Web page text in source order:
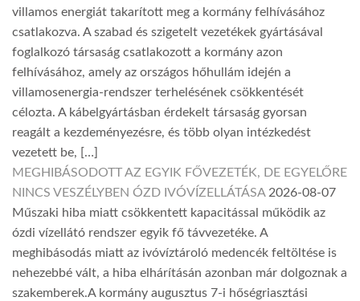
villamos energiát takarított meg a kormány felhívásához
csatlakozva. A szabad és szigetelt vezetékek gyártásával
foglalkozó társaság csatlakozott a kormány azon
felhívásához, amely az országos hőhullám idején a
villamosenergia-rendszer terhelésének csökkentését
célozta. A kábelgyártásban érdekelt társaság gyorsan
reagált a kezdeményezésre, és több olyan intézkedést
vezetett be, […]
MEGHIBÁSODOTT AZ EGYIK FŐVEZETÉK, DE EGYELŐRE
NINCS VESZÉLYBEN ÓZD IVÓVÍZELLÁTÁSA 2026-08-07
Műszaki hiba miatt csökkentett kapacitással működik az
ózdi vízellátó rendszer egyik fő távvezetéke. A
meghibásodás miatt az ivóvíztároló medencék feltöltése is
nehezebbé vált, a hiba elhárításán azonban már dolgoznak a
szakemberek.A kormány augusztus 7-i hőségriasztási